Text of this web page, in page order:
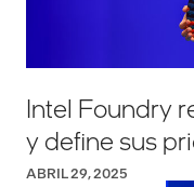
Intel Foundry
y define sus
ABRIL 29, 2025